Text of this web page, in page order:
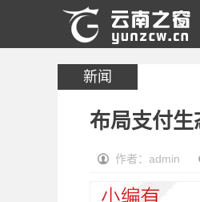
新闻
布局支付
作者：admin